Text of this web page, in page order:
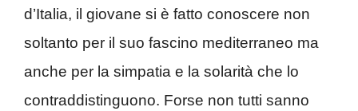
d’Italia, il giovane si è fatto conoscere non
soltanto per il suo fascino mediterraneo ma
anche per la simpatia e la solarità che lo
contraddistinguono. Forse non tutti sanno